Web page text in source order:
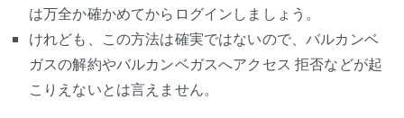
は万全か確かめてからログインしましょう。
けれども、この方法は確実ではないので、バルカンベ
ガスの解約やバルカンベガスへアクセス 拒否などが起
こりえないとは言えません。